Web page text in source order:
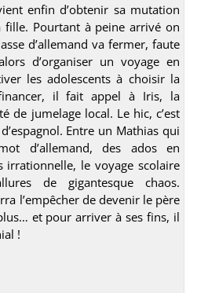
enfin d’obtenir sa mutation
fille. Pourtant à peine arrivé on
d’allemand va fermer, faute
d’organiser un voyage en
les adolescents à choisir la
il fait appel à Iris, la
de jumelage local. Le hic, c’est
Entre un Mathias qui
d’allemand, des ados en
irrationnelle, le voyage scolaire
de gigantesque chaos.
l’empêcher de devenir le père
et pour arriver à ses fins, il
!